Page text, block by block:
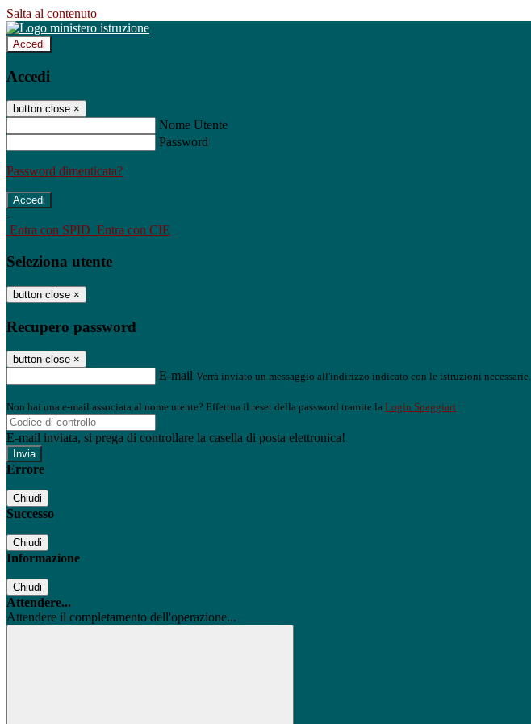
Salta al contenuto
Accedi
Accedi
button close ×
Nome Utente
Password
Password dimenticata?
-
Entra con SPID Entra con CIE
Seleziona utente
button close ×
Recupero password
button close ×
E-mail Verrà inviato un messaggio all'indirizzo indicato con le istruzioni necessarie.
Non hai una e-mail associata al nome utente? Effettua il reset della password tramite la Login Spaggiari
E-mail inviata, si prega di controllare la casella di posta elettronica!
Errore
Chiudi
Successo
Chiudi
Informazione
Chiudi
Attendere...
Attendere il completamento dell'operazione...